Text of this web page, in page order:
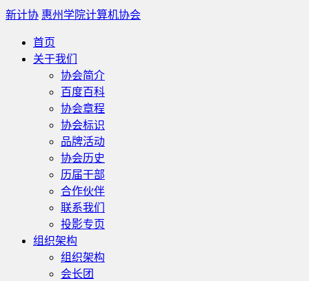
新计协 惠州学院计算机协会
首页
关于我们
协会简介
百度百科
协会章程
协会标识
品牌活动
协会历史
历届干部
合作伙伴
联系我们
投影专页
组织架构
组织架构
会长团